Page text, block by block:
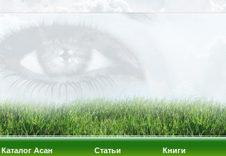
Каталог Асан Статьи Книги